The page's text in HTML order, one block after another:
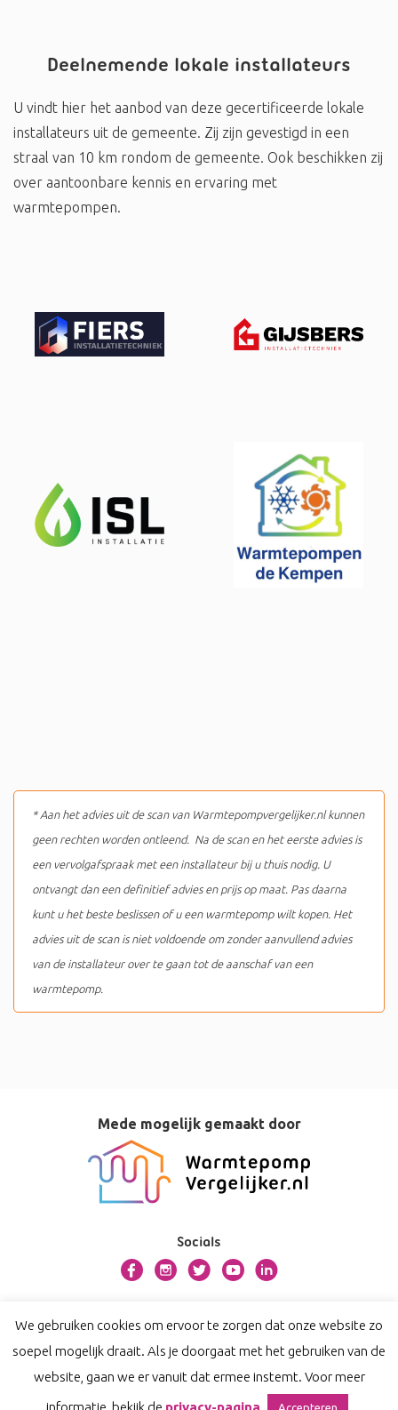
Deelnemende lokale installateurs
U vindt hier het aanbod van deze gecertificeerde lokale
installateurs uit de gemeente. Zij zijn gevestigd in een
straal van 10 km rondom de gemeente. Ook beschikken zij
over aantoonbare kennis en ervaring met
warmtepompen.
* Aan het advies uit de scan van Warmtepompvergelijker.nl kunnen
geen rechten worden ontleend. Na de scan en het eerste advies is
een vervolgafspraak met een installateur bij u thuis nodig. U
ontvangt dan een definitief advies en prijs op maat. Pas daarna
kunt u het beste beslissen of u een warmtepomp wilt kopen. Het
advies uit de scan is niet voldoende om zonder aanvullend advies
van de installateur over te gaan tot de aanschaf van een
warmtepomp.
Mede mogelijk gemaakt door
Socials
Contact
Privacy
Disclaimer
We gebruiken cookies om ervoor te zorgen dat onze website zo
soepel mogelijk draait. Als je doorgaat met het gebruiken van de
website, gaan we er vanuit dat ermee instemt. Voor meer
informatie, bekijk de privacy-pagina Accepteren